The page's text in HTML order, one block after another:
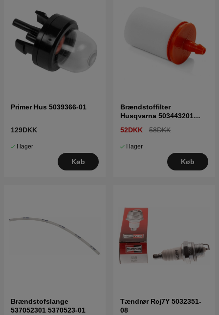
Primer Hus 5039366-01
129DKK
I lager
Køb
Brændstoffilter
Husqvarna 503443201
52DKK 58DKK
I lager
Køb
Brændstofslange
537052301 5370523-01
Tændrør Rcj7Y 5032351-
08